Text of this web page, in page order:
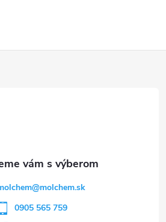
@molchem.sk
0905 565 759